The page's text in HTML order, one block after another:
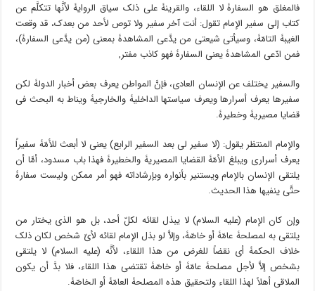
فالمغلق هو السفارۀ لا اللقاء، والقرینۀ على ذلک سیاق الروایۀ لأنَّها تتکلَّم عن
کتاب إلى سفیر الإمام تقول: أنت آخر سفیر ولا توص لأحد من بعدک، قد وقعت
الغیبۀ التامّۀ، وسیأتی شیعتی من یدَّعی المشاهدۀ بمعنى (من یدَّعی السفارۀ)،
فمن ادّعى المشاهدۀ یعنی السفارۀ فهو کاذب مفتر,
والسفیر یختلف عن الإنسان العادی، فإنَّ المواطن یعرف بعض أخبار الدولۀ لکن
سفیرها یعرف أسرارها ویعرف سیاستها الداخلیۀ والخارجیۀ ویناط به البحث فی
قضایا مصیریۀ وخطیرۀ.
والإمام المنتظر یقول: (لا سفیر لی بعد السفیر الرابع) یعنی لا أبعث للأمّۀ سفیراً
یعرف أسراری ویبلغ الأمّۀ القضایا المصیریۀ والخطیرۀ فهذا باب مسدود، أمَّا أن
یلتقی الإنسان بالإمام ویستنیر بأنواره وبإرشاداته فهو أمر ممکن ولیست سفارۀ
حتَّى ینفیها هذا الحدیث.
وإن کان الإمام (علیه السلام) لا یبذل لقائه لکلّ أحد، بل هو الذی یختار من
یلتقی به لمصلحۀ عامّۀ أو خاصّۀ، وإلاَّ لو بذل الإمام لقائه لأیّ شخص لکان ذلک
خلاف الحکمۀ أی نقضاً للغرض من هذا اللقاء، لأنَّه (علیه السلام) لا یلتقی
بشخص إلاَّ لأجل مصلحۀ عامّۀ أو خاصّۀ تقتضی هذا اللقاء، فلا بدَّ أن یکون
الملاقی أهلاً لهذا اللقاء ولتحقیق هذه المصلحۀ العامّۀ أو الخاصّۀ.